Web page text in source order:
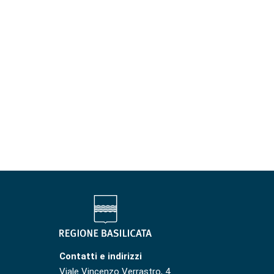
Contatti e indirizzi
Viale Vincenzo Verrastro, 4